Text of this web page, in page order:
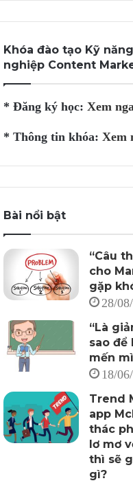
Khóa đào tạo Kỹ
nghiệp Content
* Đăng ký học:Xem
* Thông tin khóa:Xem
Bài nổi bật
“Câu
cho
gặp
28/
“Là
sao để
mến
18/
Trend
app
thác
lơ mơ
thì sẽ
gì?